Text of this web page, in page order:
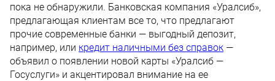
пока не обнаружили. Банковская компания «Уралсиб»,
предлагающая клиентам все то, что предлагают
прочие современные банки — выгодный депозит,
например, или кредит наличными без справок —
объявил о появлении новой карты «Уралсиб —
Госуслуги» и акцентировал внимание на ее